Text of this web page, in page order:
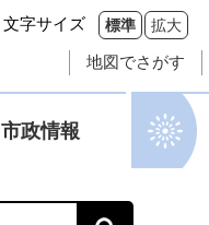
文字サイズ 標準 拡大
地図でさがす
市政情報